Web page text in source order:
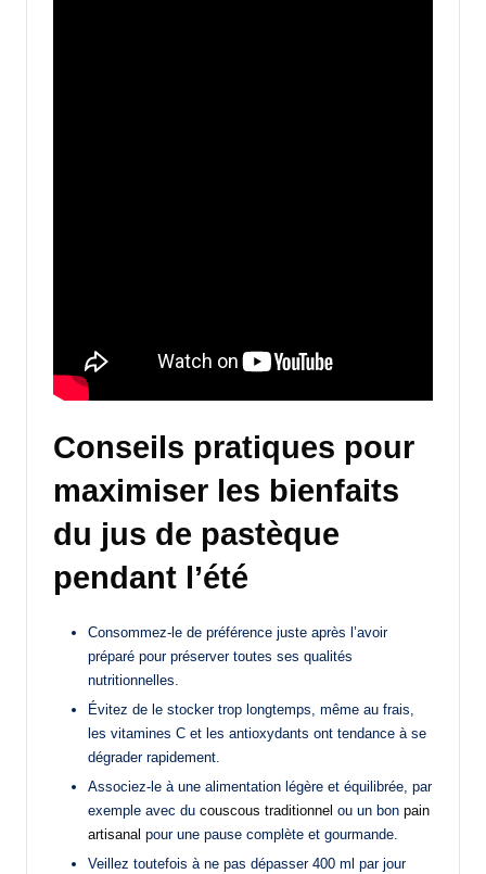
Conseils pratiques pour
maximiser les bienfaits
du jus de pastèque
pendant l’été
Consommez-le de préférence juste après l’avoir
préparé pour préserver toutes ses qualités
nutritionnelles.
Évitez de le stocker trop longtemps, même au frais,
les vitamines C et les antioxydants ont tendance à se
dégrader rapidement.
Associez-le à une alimentation légère et équilibrée, par
exemple avec du couscous traditionnel ou un bon pain
artisanal pour une pause complète et gourmande.
Veillez toutefois à ne pas dépasser 400 ml par jour